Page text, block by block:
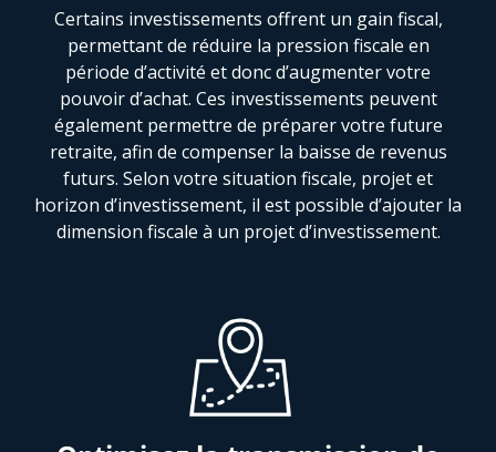
Certains investissements offrent un gain fiscal,
permettant de réduire la pression fiscale en
période d’activité et donc d’augmenter votre
pouvoir d’achat. Ces investissements peuvent
également permettre de préparer votre future
retraite, afin de compenser la baisse de revenus
futurs. Selon votre situation fiscale, projet et
horizon d’investissement, il est possible d’ajouter la
dimension fiscale à un projet d’investissement.